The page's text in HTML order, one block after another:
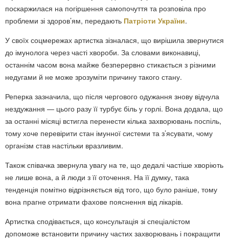
поскаржилася на погіршення самопочуття та розповіла про
проблеми зі здоров’ям, передають Патріоти України.
У своїх соцмережах артистка зізналася, що вирішила звернутися
до імунолога через часті хвороби. За словами виконавиці,
останнім часом вона майже безперервно стикається з різними
недугами й не може зрозуміти причину такого стану.
Реперка зазначила, що після чергового одужання знову відчула
нездужання — цього разу її турбує біль у горлі. Вона додала, що
за останні місяці встигла перенести кілька захворювань поспіль,
тому хоче перевірити стан імунної системи та з’ясувати, чому
організм став настільки вразливим.
Також співачка звернула увагу на те, що дедалі частіше хворіють
не лише вона, а й люди з її оточення. На її думку, така
тенденція помітно відрізняється від того, що було раніше, тому
вона прагне отримати фахове пояснення від лікарів.
Артистка сподівається, що консультація зі спеціалістом
допоможе встановити причину частих захворювань і покращити